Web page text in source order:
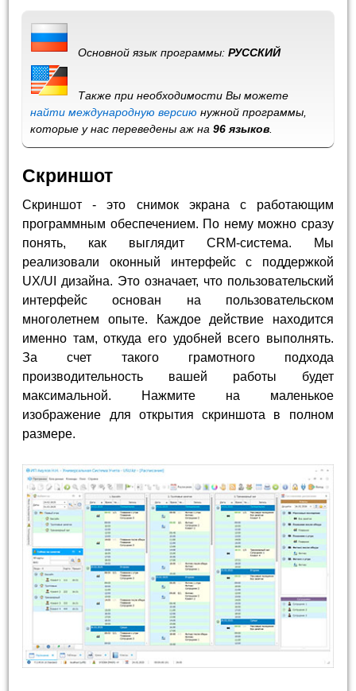
Основной язык программы:РУССКИЙ
Также при необходимости Вы можете
найти международную версию нужной программы,
которые у нас переведены аж на96 языков
Скриншот
Скриншот - это снимок экрана с работающим
программным обеспечением. По нему можно сразу
понять, как выглядит CRM-система. Мы
реализовали оконный интерфейс с поддержкой
UX/UI дизайна. Это означает, что пользовательский
интерфейс основан на пользовательском
многолетнем опыте. Каждое действие находится
именно там, откуда его удобней всего выполнять.
За счет такого грамотного подхода
производительность вашей работы будет
максимальной. Нажмите на маленькое
изображение для открытия скриншота в полном
размере.